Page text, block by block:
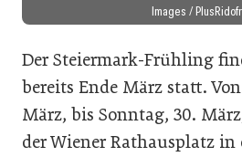
Images /
Der Steiermark-Frühling
bereits Ende März statt.
März, bis Sonntag, 30.
der Wiener Rathausplatz in